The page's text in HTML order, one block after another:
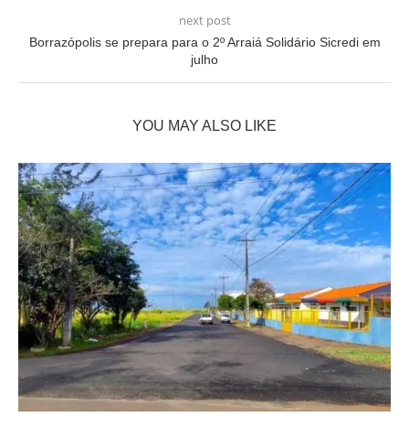
next post
Borrazópolis se prepara para o 2º Arraiá Solidário Sicredi em
julho
YOU MAY ALSO LIKE